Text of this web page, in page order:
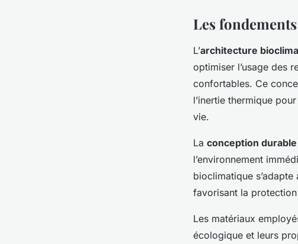
Découvrez comment
bioclimatique peut
vie quotidienne !
Les
L’architecture
optimiser l’usage des
confortables. Ce
l’inertie thermique
vie.
La conception durable
l’environnement
bioclimatique
favorisant la protection
Les matériaux
écologique et leurs